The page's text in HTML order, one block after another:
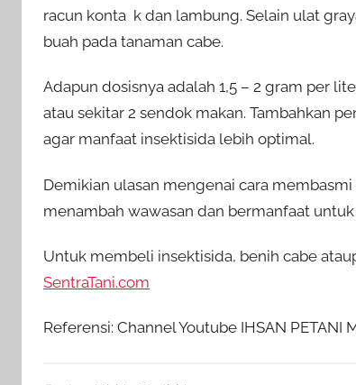
racun konta k dan lambung. Selain ulat
buah pada tanaman cabe.
Adapun dosisnya adalah 1,5 – 2 gram per
atau sekitar 2 sendok makan. Tambahkan
agar manfaat insektisida lebih optimal.
Demikian ulasan mengenai cara
menambah wawasan dan bermanfaat untuk
Untuk membeli insektisida, benih cabe
SentraTani.com
Referensi: Channel Youtube IHSAN PETANI